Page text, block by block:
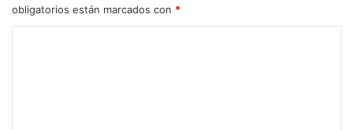
obligatorios están marcados con *